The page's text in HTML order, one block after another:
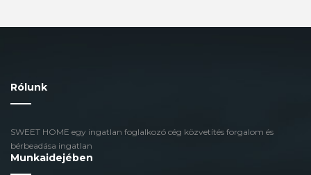
Rólunk
SWEET HOME egy ingatlan foglalkozó cég közvetítés forgalom és
bérbeadása ingatlan
Munkaidejében